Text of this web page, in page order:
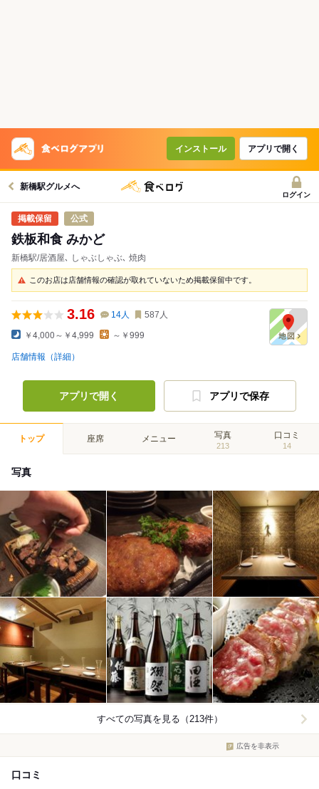
インストール アプリで開く
新橋駅グルメへ
ログイン
公式
鉄板和食 みかど
新橋駅/居酒屋､ しゃぶしゃぶ､ 焼肉
このお店は店舗情報の確認が取れていないため掲載保留中です。
3.16 14人 587 人
￥4,000～￥4,999 ～￥999
店舗情報（詳細）
アプリで開く アプリで保存
トップ 座席 メニュー 写真
213
口コミ
14
写真
すべての写真を見る（213件）
広告を非表示
口コミ